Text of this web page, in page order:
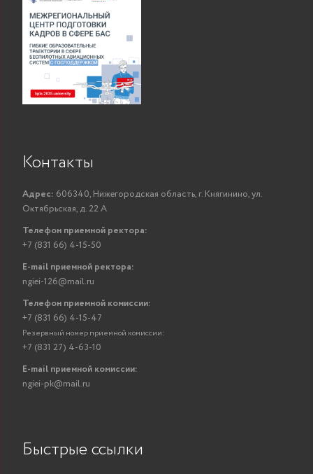
Контакты
Адрес: 606340, Нижегородская область, г. Княгинино, ул.
Октябрьская, д. 22 А
Телефон приемной ректора:
+7 (831 66) 4-15-50
E-mail приемной ректора:
ngiei-126@mail.ru
Телефон приемной комиссии:
+7 (831 66) 4-15-47
Резервный номер приемной комиссии:
+7 (831 27) 4-63-10
E-mail приемной комиссии:
ngiei-pk@mail.ru
Быстрые ссылки